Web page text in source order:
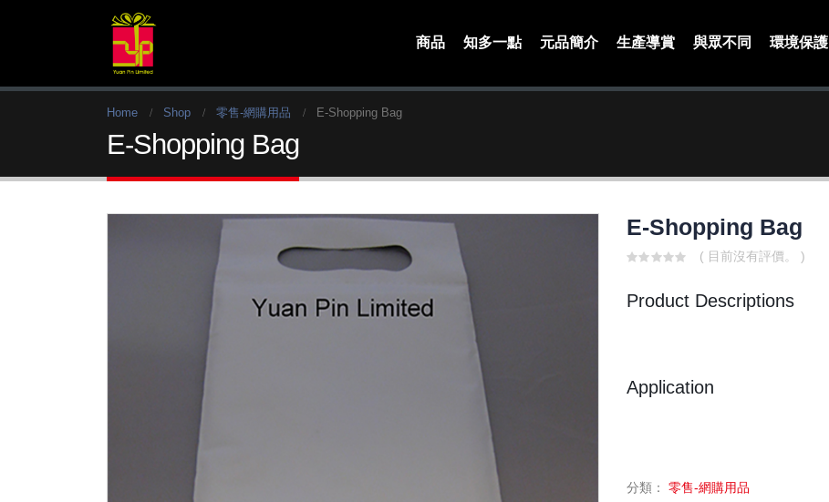
商品 知多一點 元品簡介 生產導賞 與眾不同 環境保護
Home Shop 零售-網購用品 E-Shopping Bag
E-Shopping Bag
E-Shopping Bag
of
5
( 目前沒有評價。 )
Product Descriptions
Application
分類： 零售-網購用品